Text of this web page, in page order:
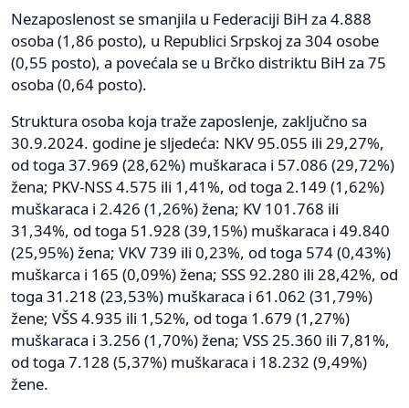
Nezaposlenost se smanjila u Federaciji BiH za 4.888
osoba (1,86 posto), u Republici Srpskoj za 304 osobe
(0,55 posto), a povećala se u Brčko distriktu BiH za 75
osoba (0,64 posto).
Struktura osoba koja traže zaposlenje, zaključno sa
30.9.2024. godine je sljedeća: NKV 95.055 ili 29,27%,
od toga 37.969 (28,62%) muškaraca i 57.086 (29,72%)
žena; PKV-NSS 4.575 ili 1,41%, od toga 2.149 (1,62%)
muškaraca i 2.426 (1,26%) žena; KV 101.768 ili
31,34%, od toga 51.928 (39,15%) muškaraca i 49.840
(25,95%) žena; VKV 739 ili 0,23%, od toga 574 (0,43%)
muškarca i 165 (0,09%) žena; SSS 92.280 ili 28,42%, od
toga 31.218 (23,53%) muškaraca i 61.062 (31,79%)
žene; VŠS 4.935 ili 1,52%, od toga 1.679 (1,27%)
muškaraca i 3.256 (1,70%) žena; VSS 25.360 ili 7,81%,
od toga 7.128 (5,37%) muškaraca i 18.232 (9,49%)
žene.